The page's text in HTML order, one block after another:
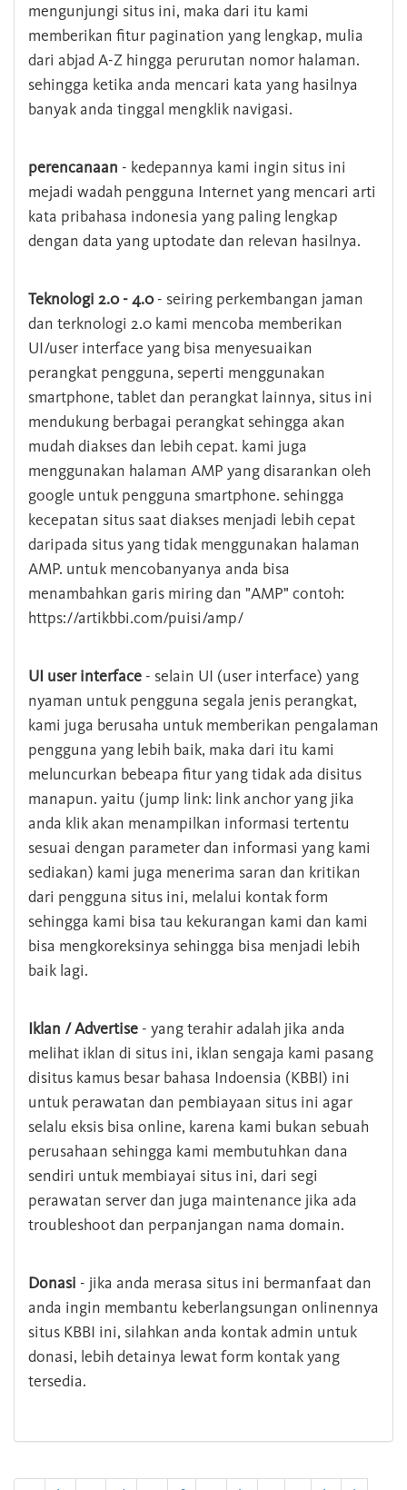
mengunjungi situs ini, maka dari itu kami
memberikan fitur pagination yang lengkap, mulia
dari abjad A-Z hingga perurutan nomor halaman.
sehingga ketika anda mencari kata yang hasilnya
banyak anda tinggal mengklik navigasi.
perencanaan - kedepannya kami ingin situs ini
mejadi wadah pengguna Internet yang mencari arti
kata pribahasa indonesia yang paling lengkap
dengan data yang uptodate dan relevan hasilnya.
Teknologi 2.0 - 4.0- seiring perkembangan jaman
dan terknologi 2.0 kami mencoba memberikan
UI/user interface yang bisa menyesuaikan
perangkat pengguna, seperti menggunakan
smartphone, tablet dan perangkat lainnya, situs ini
mendukung berbagai perangkat sehingga akan
mudah diakses dan lebih cepat. kami juga
menggunakan halaman AMP yang disarankan oleh
google untuk pengguna smartphone. sehingga
kecepatan situs saat diakses menjadi lebih cepat
daripada situs yang tidak menggunakan halaman
AMP. untuk mencobanyanya anda bisa
menambahkan garis miring dan "AMP" contoh:
https://artikbbi.com/puisi/amp/
UI user interface - selain UI (user interface) yang
nyaman untuk pengguna segala jenis perangkat,
kami juga berusaha untuk memberikan pengalaman
pengguna yang lebih baik, maka dari itu kami
meluncurkan bebeapa fitur yang tidak ada disitus
manapun. yaitu (jump link: link anchor yang jika
anda klik akan menampilkan informasi tertentu
sesuai dengan parameter dan informasi yang kami
sediakan) kami juga menerima saran dan kritikan
dari pengguna situs ini, melalui kontak form
sehingga kami bisa tau kekurangan kami dan kami
bisa mengkoreksinya sehingga bisa menjadi lebih
baik lagi.
Iklan / Advertise - yang terahir adalah jika anda
melihat iklan di situs ini, iklan sengaja kami pasang
disitus kamus besar bahasa Indoensia (KBBI) ini
untuk perawatan dan pembiayaan situs ini agar
selalu eksis bisa online, karena kami bukan sebuah
perusahaan sehingga kami membutuhkan dana
sendiri untuk membiayai situs ini, dari segi
perawatan server dan juga maintenance jika ada
troubleshoot dan perpanjangan nama domain.
Donasi - jika anda merasa situs ini bermanfaat dan
anda ingin membantu keberlangsungan onlinennya
situs KBBI ini, silahkan anda kontak admin untuk
donasi, lebih detainya lewat form kontak yang
tersedia.